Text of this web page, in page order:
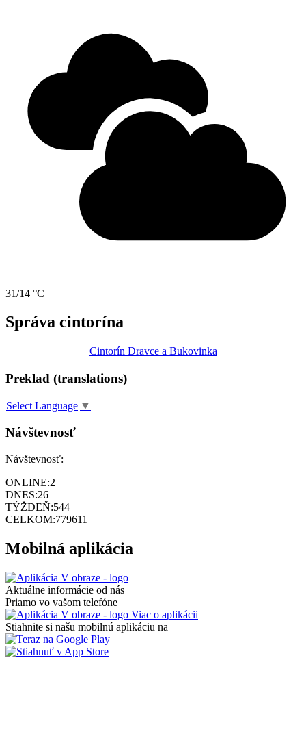
31/14 °C
Správa cintorína
Cintorín Dravce a Bukovinka
Preklad (translations)
Select Language ▼
Návštevnosť
Návštevnosť:
ONLINE:2
DNES:26
TÝŽDEŇ:544
CELKOM:779611
Mobilná aplikácia
Aktuálne informácie od nás
Priamo vo vašom telefóne
Viac o aplikácii
Stiahnite si našu mobilnú aplikáciu na